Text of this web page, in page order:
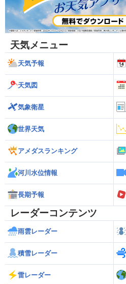
天気メニュー
天気予報
天気図
気象衛星
世界天気
アメダスランキング
河川水位情報
長期予報
レーダーコンテンツ
雨雲レーダー
積雪レーダー
雷レーダー